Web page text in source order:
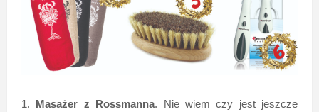
1. Masażer z Rossmanna. Nie wiem czy jest jeszcze